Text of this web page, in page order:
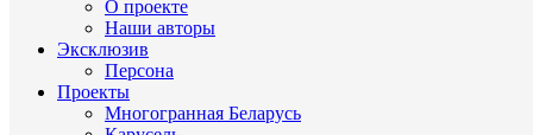
О проекте
Наши авторы
Эксклюзив
Персона
Проекты
Многогранная Беларусь